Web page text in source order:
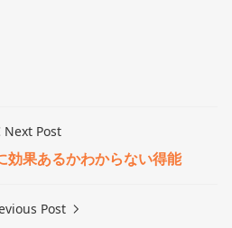
Next Post
効果あるかわからない得能
Post